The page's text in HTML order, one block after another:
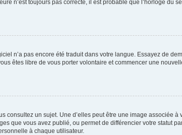
n’est toujours pas correcte, il est probable que l’horloge du
n’a pas encore été traduit dans votre langue. Essayez de
êtes libre de vous porter volontaire et commencer une
consultez un sujet. Une d’elles peut être une image associée
que vous avez publié, ou permet de différencier votre statut
à chaque utilisateur.